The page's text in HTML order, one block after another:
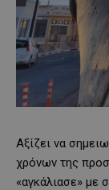
Αξίζει να
χρόνων της
«αγκάλιασε» με